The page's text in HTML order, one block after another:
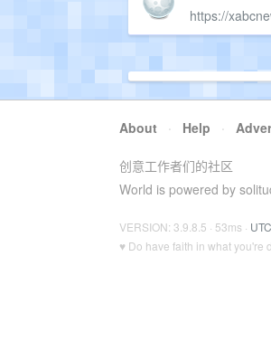
https://
About · Help ·
创意工作者们的社区
World is powered by
VERSION: 3.9.8.5 · 53ms ·
♥ Do have faith in what you're